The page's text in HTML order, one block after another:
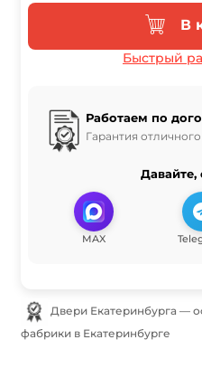
В
Быстрый
Работаем по
Гарантия
Давайте,
MAX
фабрики в Екатеринбурге